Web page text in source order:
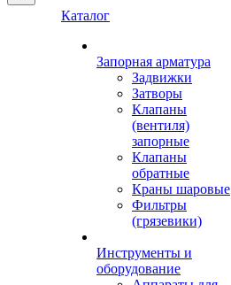
Каталог
Запорная арматура
Задвижки
Затворы
Клапаны
(вентиля)
запорные
Клапаны
обратные
Краны шаровые
Фильтры
(грязевики)
Инструменты и
оборудование